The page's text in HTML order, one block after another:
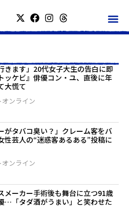
きます」20代女子大生の告白に即
ッケビ』俳優コン・ユ、直後に年
大慌て
ンライン
がタバコ臭い？」クレーム客をバ
性芸人の“迷惑客あるある”投稿に
ンライン
メーカー手術後も舞台に立つ91歳
…「タダ酒がうまい」と笑わせた